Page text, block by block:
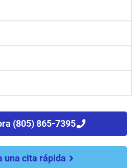
(805) 865-7395
una cita rápida